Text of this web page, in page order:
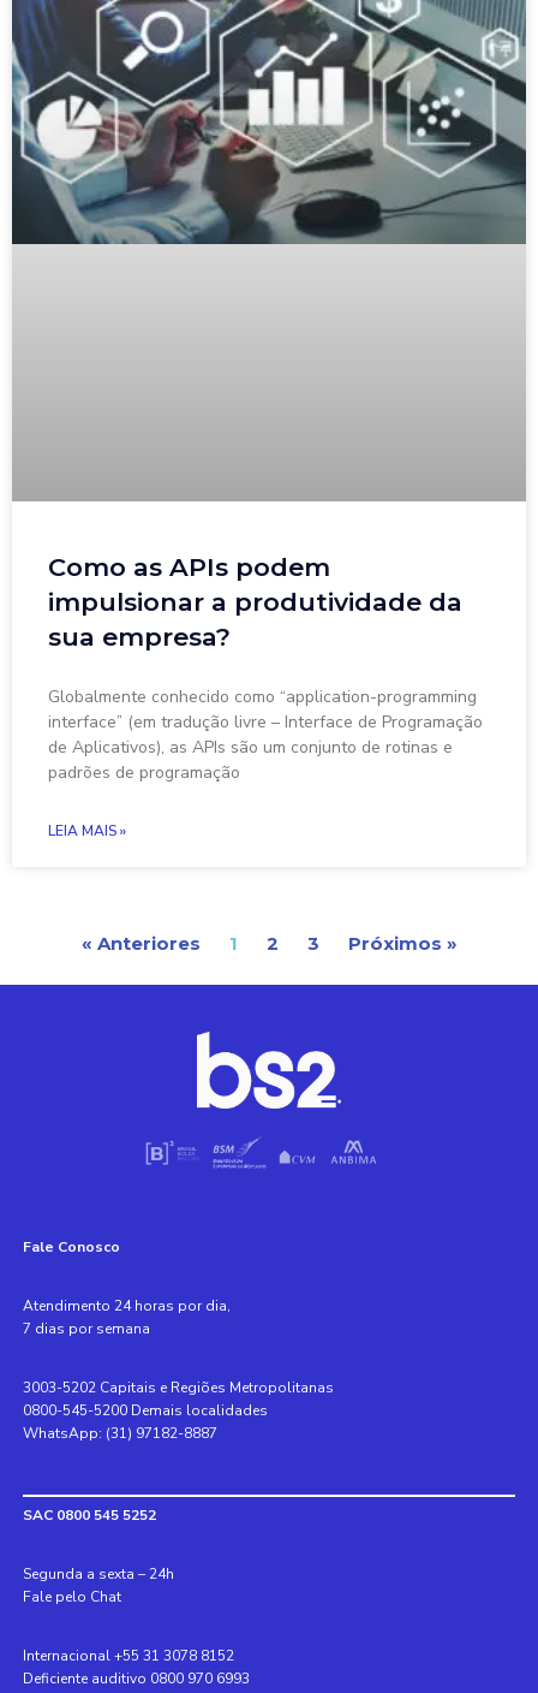
Como as APIs podem
impulsionar a produtividade da
sua empresa?
Globalmente conhecido como “application-programming
interface” (em tradução livre – Interface de Programação
de Aplicativos), as APIs são um conjunto de rotinas e
padrões de programação
LEIA MAIS »
« Anteriores 1 2 3 Próximos »
Fale Conosco
Atendimento 24 horas por dia,
7 dias por semana
3003-5202 Capitais e Regiões Metropolitanas
0800-545-5200 Demais localidades
WhatsApp: (31) 97182-8887
SAC 0800 545 5252
Segunda a sexta – 24h
Fale pelo Chat
Internacional +55 31 3078 8152
Deficiente auditivo 0800 970 6993